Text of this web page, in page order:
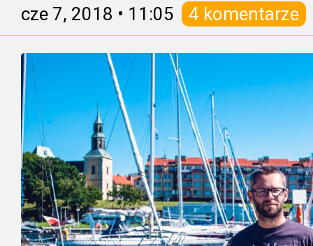
cze 7, 2018 • 11:05 4 komentarze